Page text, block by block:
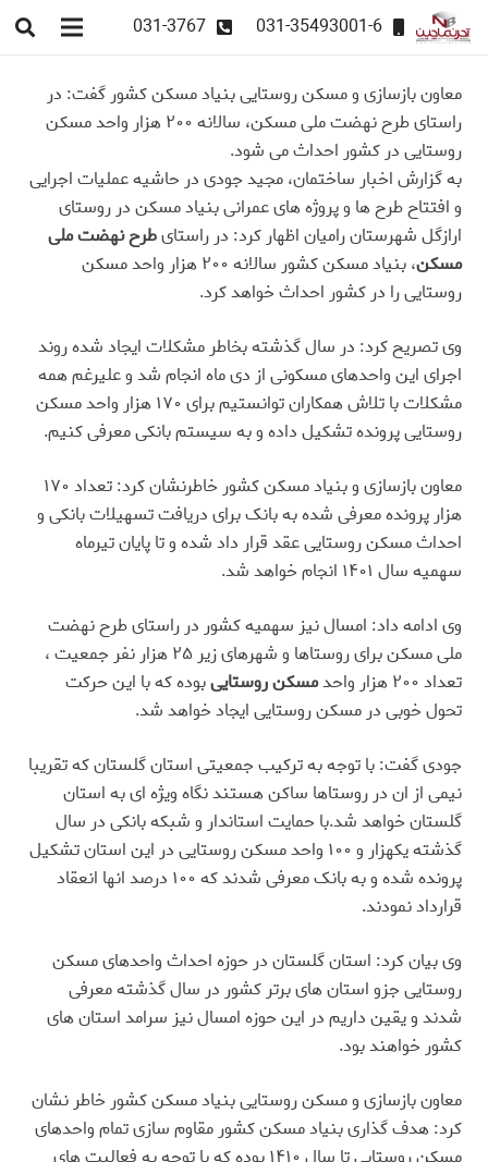
031-35493001-6
031-3767
معاون بازسازی و مسکن روستایی بنیاد مسکن کشور گفت: در
راستای طرح نهضت ملی مسکن، سالانه ۲۰۰ هزار واحد مسکن
روستایی در کشور احداث می شود.
به گزارش اخبار ساختمان، مجید جودی در حاشیه عملیات اجرایی
و افتتاح طرح ها و پروژه های عمرانی بنیاد مسکن در روستای
ارازگل شهرستان رامیان اظهار کرد: در راستایطرح نهضت ملی
مسکن
، بنیاد مسکن کشور سالانه ۲۰۰ هزار واحد مسکن
روستایی را در کشور احداث خواهد کرد.
وی تصریح کرد: در سال گذشته بخاطر مشکلات ایجاد شده روند
اجرای این واحدهای مسکونی از دی ماه انجام شد و علیرغم همه
مشکلات با تلاش همکاران توانستیم برای ۱۷۰ هزار واحد مسکن
روستایی پرونده تشکیل داده و به سیستم بانکی معرفی کنیم.
معاون بازسازی و بنیاد مسکن کشور خاطرنشان کرد: تعداد ۱۷۰
هزار پرونده معرفی شده به بانک برای دریافت تسهیلات بانکی و
احداث مسکن روستایی عقد قرار داد شده و تا پایان تیرماه
سهمیه سال ۱۴۰۱ انجام خواهد شد.
وی ادامه داد: امسال نیز سهمیه کشور در راستای طرح نهضت
ملی مسکن برای روستاها و شهرهای زیر ۲۵ هزار نفر جمعیت ،
تعداد ۲۰۰ هزار واحد
مسکن روستاییبوده که با این حرکت
تحول خوبی در مسکن روستایی ایجاد خواهد شد.
جودی گفت: با توجه به ترکیب جمعیتی استان گلستان که تقریبا
نیمی از ان در روستاها ساکن هستند نگاه ویژه ای به استان
گلستان خواهد شد.با حمایت استاندار و شبکه بانکی در سال
گذشته یکهزار و ۱۰۰ واحد مسکن روستایی در این استان تشکیل
پرونده شده و به بانک معرفی شدند که ۱۰۰ درصد انها انعقاد
قرارداد نمودند.
وی بیان کرد: استان گلستان در حوزه احداث واحدهای مسکن
روستایی جزو استان های برتر کشور در سال گذشته معرفی
شدند و یقین داریم در این حوزه امسال نیز سرامد استان های
کشور خواهند بود.
معاون بازسازی و مسکن روستایی بنیاد مسکن کشور خاطر نشان
کرد: هدف گذاری بنیاد مسکن کشور مقاوم سازی تمام واحدهای